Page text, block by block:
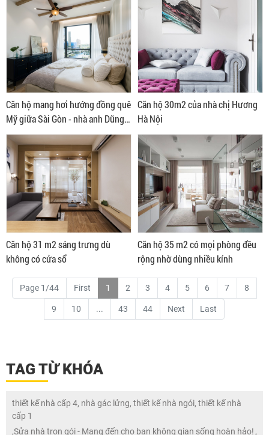
Căn hộ mang hơi hướng đồng quê
Mỹ giữa Sài Gòn - nhà anh Dũng
quận 2
Căn hộ 30m2 của nhà chị Hương
Hà Nội
Căn hộ 31 m2 sáng trưng dù
không có cửa sổ
Căn hộ 35 m2 có mọi phòng đều
rộng nhờ dùng nhiều kính
Page 1/44 First 1 2 3 4 5 6 7 8
9 10 ... 43 44 Next Last
TAG TỪ KHÓA
thiết kế nhà cấp 4, nhà gác lửng, thiết kế nhà ngói, thiết kế nhà
cấp 1
,Sửa nhà trọn gói - Mang đến cho bạn không gian sống hoàn hảo! ,